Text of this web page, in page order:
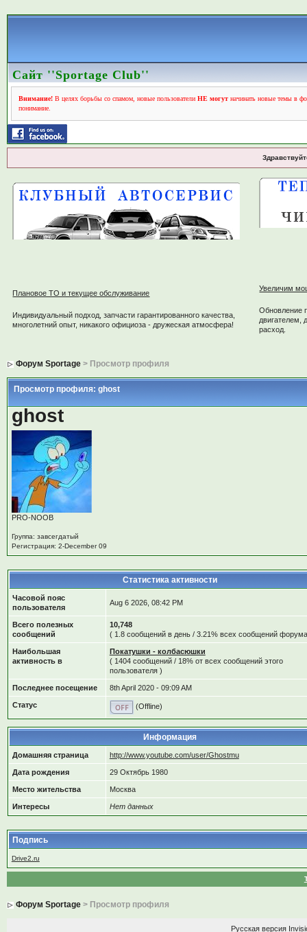
Сайт ''Sportage Club''
Внимание!В целях борьбы со спамом, новые пользователи НЕ могутначинать новые темы в
понимание.
Плановое ТО и текущее обслуживание
Индивидуальный подход, запчасти гарантированного качества,
многолетний опыт, никакого официоза - дружеская атмосфера!
Увеличим
Обновление
двигателем,
расход.
Форум Sportage> Просмотр профиля
Просмотр профиля: ghost
ghost
PRO-NOOB
Группа: завсегдатый
Регистрация: 2-December 09
Статистика активности
Часовой пояс
пользователя
Aug 6 2026, 08:42 PM
Всего полезных
сообщений
10,748
( 1.8 сообщений в день / 3.21% всех сообщений
Наибольшая
активность в
Покатушки - колбасюшки
( 1404 сообщений / 18% от всех сообщений этого
пользователя )
Последнее посещение 8th April 2020 - 09:09 AM
Статус (Offline)
Информация
Домашняя страница http://www.youtube.com/user/Ghostmu
Дата рождения 29 Октябрь 1980
Место жительства Москва
Интересы Нет данных
Подпись
Drive2.ru
Форум Sportage> Просмотр профиля
Русская версия